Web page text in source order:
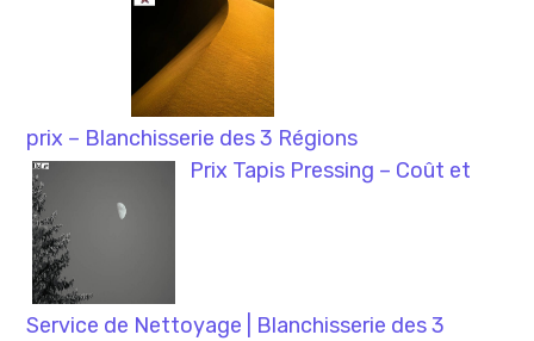
prix – Blanchisserie des 3 Régions
Prix Tapis Pressing – Coût et
Service de Nettoyage | Blanchisserie des 3